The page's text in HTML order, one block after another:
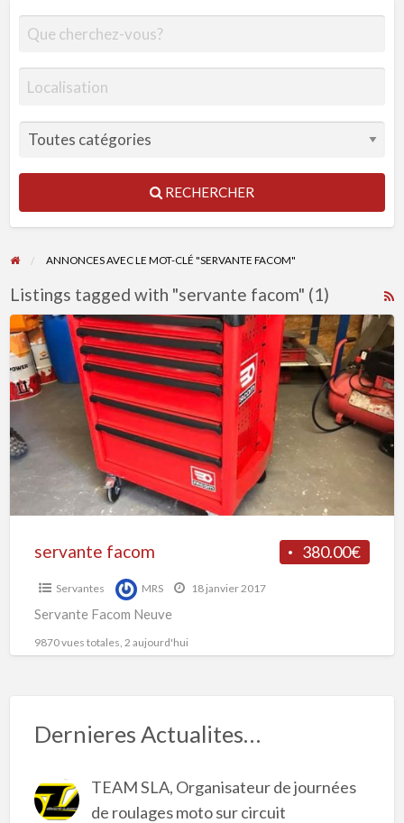
RECHERCHER
ANNONCES AVEC LE MOT-CLÉ "SERVANTE FACOM"
Listings tagged with "servante facom" (1)
servante
facom
380.00€
servante facom
Servantes MRS 18 janvier 2017
Servante Facom Neuve
9870 vues totales, 2 aujourd'hui
Dernieres Actualites…
TEAM SLA, Organisateur de journées
de roulages moto sur circuit